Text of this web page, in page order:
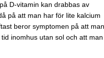
D-vitamin kan drabbas av
på att man har för lite kalcium
beror symptomen på att man
inomhus utan sol och att man